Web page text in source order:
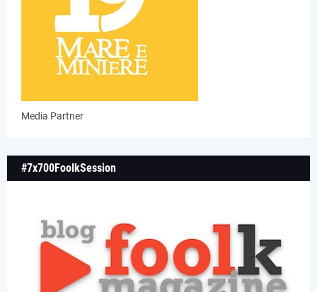
Media Partner
#7x700FoolkSession